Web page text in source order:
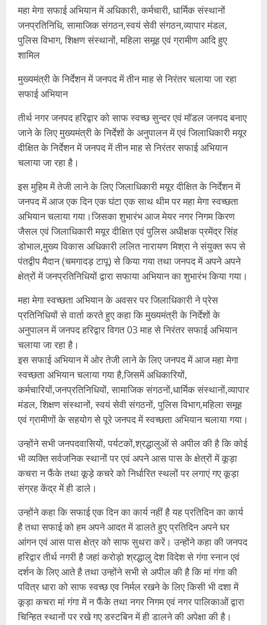
महा मेगा सफाई अभियान में अधिकारी, कर्मचारी, धार्मिक संस्थानों
जनप्रतिनिधि, सामाजिक संगठन,स्वयं सेवी संगठन,व्यापार मंडल,
पुलिस विभाग, शिक्षण संस्थानों, महिला समूह एवं ग्रामीण आदि हुए
शामिल
मुख्यमंत्री के निर्देशन में जनपद में तीन माह से निरंतर चलाया जा रहा
सफाई अभियान
तीर्थ नगर जनपद हरिद्वार को साफ स्वच्छ सुन्दर एवं मॉडल जनपद बनाए
जाने के लिए मुख्यमंत्री के निर्देशों के अनुपालन में एवं जिलाधिकारी मयूर
दीक्षित के निर्देशन में जनपद में तीन माह से निरंतर सफाई अभियान
चलाया जा रहा है।
इस मुहिम में तेजी लाने के लिए जिलाधिकारी मयूर दीक्षित के निर्देशन में
जनपद में आज एक दिन एक घंटा एक साथ थीम पर महा मेगा स्वच्छता
अभियान चलाया गया।जिसका शुभारंभ आज मेयर नगर निगम किरण
जैसल एवं जिलाधिकारी मयूर दीक्षित एवं पुलिस अधीक्षक प्रमेंद्र सिंह
डोभाल,मुख्य विकास अधिकारी ललित नारायण मिश्रा ने संयुक्त रूप से
पंतद्वीप मैदान (चमगादड़ टापू) से किया गया तथा जनपद में अपने अपने
क्षेत्रों में जनप्रतिनिधियों द्वारा सफाया अभियान का शुभारंभ किया गया।
महा मेगा स्वच्छता अभियान के अवसर पर जिलाधिकारी ने प्रेस
प्रतिनिधियों से वार्ता करते हुए कहा कि मुख्यमंत्री के निर्देशों के
अनुपालन में जनपद हरिद्वार विगत 03 माह से निरंतर सफाई अभियान
चलाया जा रहा है।
इस सफाई अभियान में ओर तेजी लाने के लिए जनपद में आज महा मेगा
स्वच्छता अभियान चलाया गया है,जिसमें अधिकारियों,
कर्मचारियों,जनप्रतिनिधियों, सामाजिक संगठनों,धार्मिक संस्थानों,व्यापार
मंडल, शिक्षण संस्थानों, स्वयं सेवी संगठनों, पुलिस विभाग,महिला समूह
एवं ग्रामीणों के सहयोग से पूरे जनपद में स्वच्छता अभियान चलाया गया।
उन्होंने सभी जनपदवासियों, पर्यटकों,श्रद्धालुओं से अपील की है कि कोई
भी व्यक्ति सर्वजनिक स्थानों पर एवं अपने आस पास के क्षेत्रों में कूड़ा
कचरा न फैंके तथा कूड़े कचरे को निर्धारित स्थलों पर लगाएं गए कूड़ा
संग्रह केंद्र में ही डाले।
उन्होंने कहा कि सफाई एक दिन का कार्य नहीं है यह प्रतिदिन का कार्य
है तथा सफाई को हम अपने आदत में डालते हुए प्रतिदिन अपने घर
आंगन एवं आस पास क्षेत्र को साफ सुथरा करें। उन्होंने कहा की जनपद
हरिद्वार तीर्थ नगरी है जहां करोड़ो श्रद्धालु देश विदेश से गंगा स्नान एवं
दर्शन के लिए आते है तथा उन्होंने सभी से अपील की है कि मां गंगा की
पवित्र धारा को साफ स्वच्छ एव निर्मल रखने के लिए किसी भी दशा में
कूड़ा कचरा मां गंगा में न फैंके तथा नगर निगम एवं नगर पालिकाओं द्वारा
चिन्हित स्थानों पर रखे गए डस्टबिन में ही डालने की अपेक्षा की है।